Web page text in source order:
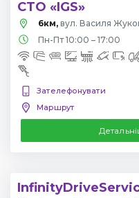
СТО «IGS»
6км, вул. Василя
Пн-Пт 10:00 – 17:00
Зателефонувати
Маршрут